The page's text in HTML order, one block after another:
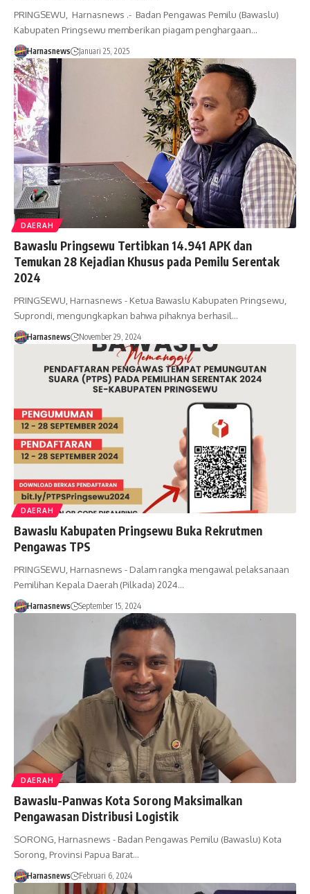
PRINGSEWU, Harnasnews .- Badan Pengawas Pemilu (Bawaslu)
Kabupaten Pringsewu memberikan piagam penghargaan…
Harnasnews Januari 25, 2025
DAERAH
Bawaslu Pringsewu Tertibkan 14.941 APK dan
Temukan 28 Kejadian Khusus pada Pemilu Serentak
2024
PRINGSEWU, Harnasnews - Ketua Bawaslu Kabupaten Pringsewu,
Suprondi, mengungkapkan bahwa pihaknya berhasil…
Harnasnews November 29, 2024
DAERAH
Bawaslu Kabupaten Pringsewu Buka Rekrutmen
Pengawas TPS
PRINGSEWU, Harnasnews - Dalam rangka mengawal pelaksanaan
Pemilihan Kepala Daerah (Pilkada) 2024…
Harnasnews September 15, 2024
DAERAH
Bawaslu-Panwas Kota Sorong Maksimalkan
Pengawasan Distribusi Logistik
SORONG, Harnasnews - Badan Pengawas Pemilu (Bawaslu) Kota
Sorong, Provinsi Papua Barat…
Harnasnews Februari 6, 2024